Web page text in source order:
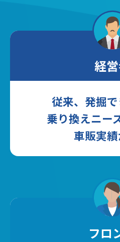
経
従来、発掘
乗り換えニー
車販実
フロ